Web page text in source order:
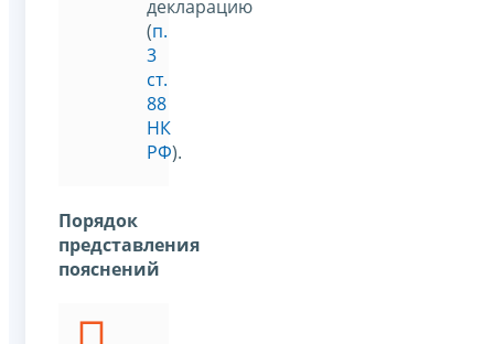
декларацию
(п.
3
ст.
88
НК
РФ).
Порядок
представления
пояснений